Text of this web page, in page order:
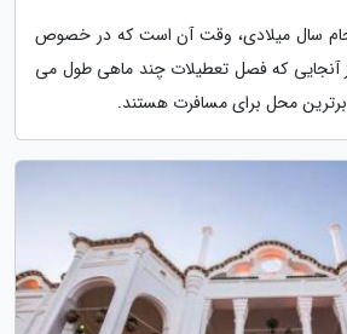
سال میلادی، وقت آن است که در خصوص
آنجایی که فصل تعطیلات چند ماهی طول می
محل برای مسافرت هستند.